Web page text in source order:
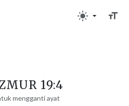
19:4
mengganti ayat